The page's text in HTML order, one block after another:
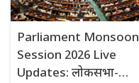
Parliament Monsoon
Session 2026 Live
Updates: लोकसभा-